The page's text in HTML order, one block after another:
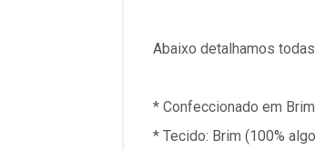
Abaixo detalhamos
* Confeccionado em
* Tecido: Brim (100%